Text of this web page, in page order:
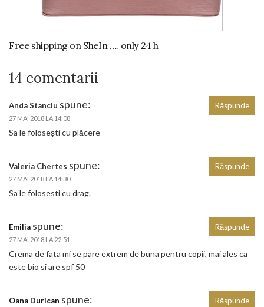
Free shipping on SheIn …. only 24 h
14 comentarii
Anda Stanciu spune:
27 MAI 2018 LA 14:08
Sa le folosești cu plăcere
Răspunde
Valeria Chertes spune:
27 MAI 2018 LA 14:30
Sa le folosesti cu drag.
Răspunde
Emilia spune:
27 MAI 2018 LA 22:51
Crema de fata mi se pare extrem de buna pentru copii, mai ales ca
este bio si are spf 50
Răspunde
Oana Durican spune: Răspunde